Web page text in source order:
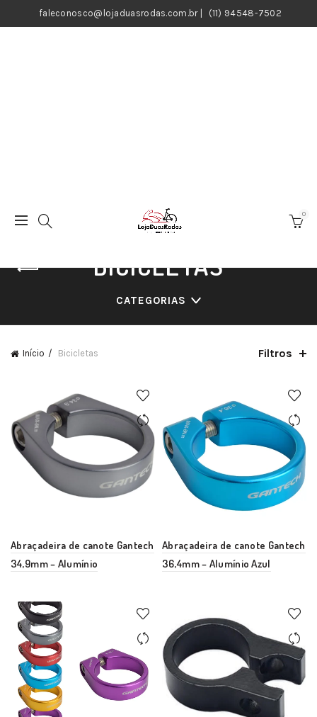
faleconosco@lojaduasrodas.com.br| (11) 94548-7502
0
BICICLETAS
CATEGORIAS
Início Bicicletas Filtros
Abraçadeira de canote Gantech
34,9mm – Alumínio
Abraçadeira de canote Gantech
36,4mm – Alumínio Azul